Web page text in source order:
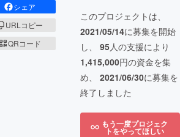
シェア
URLコピー
QRコード
このプロジェクトは、
2021/05/14に募集を開始
し、 95人の支援により
1,415,000円の資金を集
め、 2021/06/30に募集を
終了しました
もう一度プロジェク
トをやってほしい